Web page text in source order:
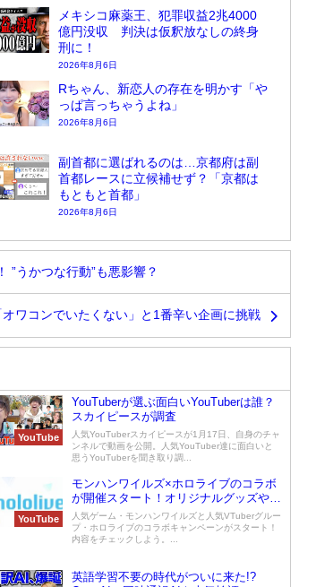
メキシコ麻薬王、犯罪収益2兆4000
億円没収 判決は仮釈放なしの終身
刑に！
2026年8月6日
Rちゃん、新恋人の存在を明かす「や
っぱ言っちゃうよね」
2026年8月6日
副首都に選ばれるのは…京都府は副
首都レースに立候補せず？「京都は
もともと首都」
2026年8月6日
”うかつな行動”も悪影響？
ワコンでいたくない」と1番辛い企画に挑戦
YouTube
YouTuberが選ぶ面白いYouTuberは誰？
スカイピースが調査
人気YouTuberスカイピースが1月17日、自身のチャ
ンネルで動画を公開。人気YouTuber達に面白いと
思うYouTuberを聞き取り調...
YouTube
モンハンワイルズ×ホロライブのコラボ
が開催スタート！オリジナルグッズやコ
ラボカフェも
人気ゲーム・モンハンワイルズと人気VTuberグルー
プ・ホロライブのコラボキャンペーンがスタート！
内容をチェックしよう。...
英語学習不要の時代がついに来た!?